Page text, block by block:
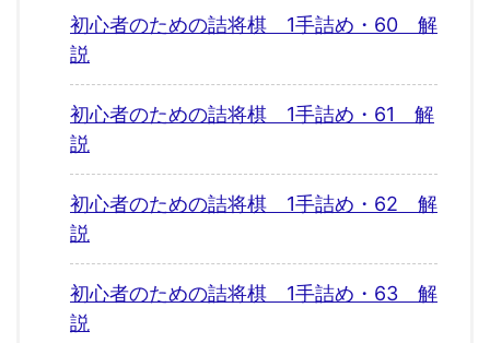
初心者のための詰将棋 1手詰め・60 解
説
初心者のための詰将棋 1手詰め・61 解
説
初心者のための詰将棋 1手詰め・62 解
説
初心者のための詰将棋 1手詰め・63 解
説